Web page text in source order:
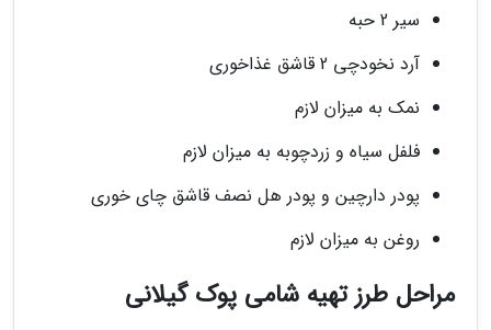
سیر 2 حبه
آرد نخودچی 2 قاشق غذاخوری
نمک به میزان لازم
فلفل سیاه و زردچوبه به میزان لازم
پودر دارچین و پودر هل نصف قاشق چای خوری
روغن به میزان لازم
مراحل طرز تهیه شامی پوک گیلانی